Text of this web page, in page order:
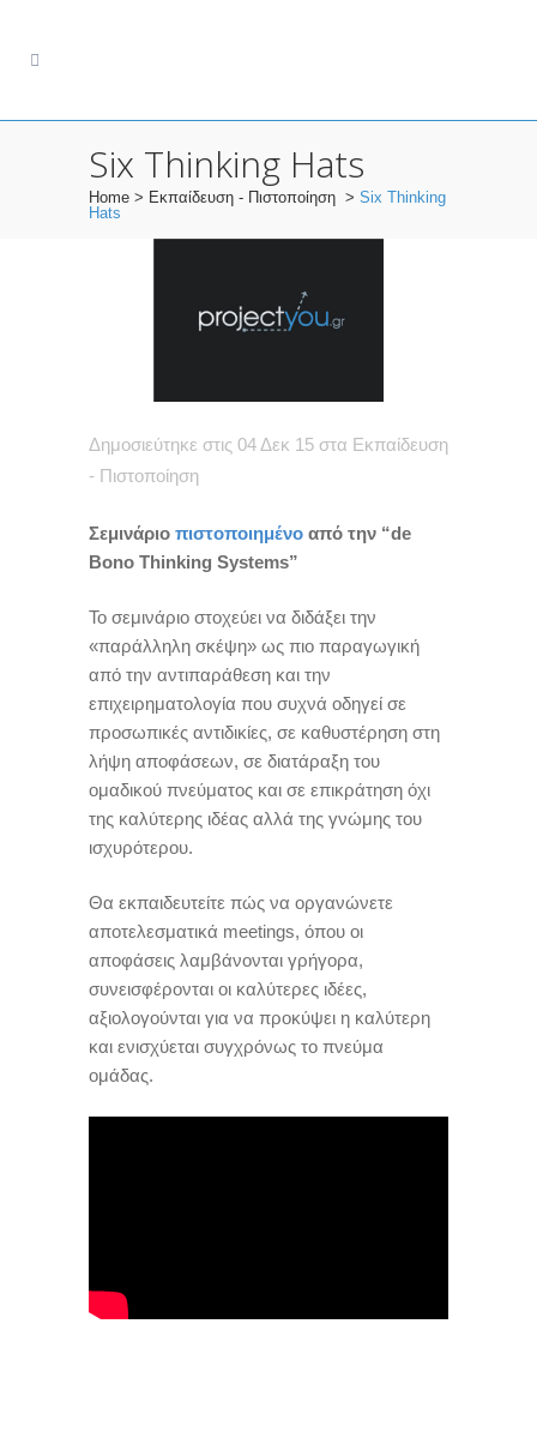
Six Thinking Hats
Home > Εκπαίδευση - Πιστοποίηση > Six Thinking
Hats
Δημοσιεύτηκε στις 04 Δεκ 15 στα Εκπαίδευση
- Πιστοποίηση
Σεμινάριο πιστοποιημένο από την “de
Bono Thinking Systems”
Το σεμινάριο στοχεύει να διδάξει την
«παράλληλη σκέψη» ως πιο παραγωγική
από την αντιπαράθεση και την
επιχειρηματολογία που συχνά οδηγεί σε
προσωπικές αντιδικίες, σε καθυστέρηση στη
λήψη αποφάσεων, σε διατάραξη του
ομαδικού πνεύματος και σε επικράτηση όχι
της καλύτερης ιδέας αλλά της γνώμης του
ισχυρότερου.
Θα εκπαιδευτείτε πώς να οργανώνετε
αποτελεσματικά meetings, όπου οι
αποφάσεις λαμβάνονται γρήγορα,
συνεισφέρονται οι καλύτερες ιδέες,
αξιολογούνται για να προκύψει η καλύτερη
και ενισχύεται συγχρόνως το πνεύμα
ομάδας.